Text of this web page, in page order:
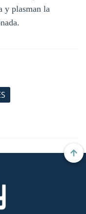
y plasman la